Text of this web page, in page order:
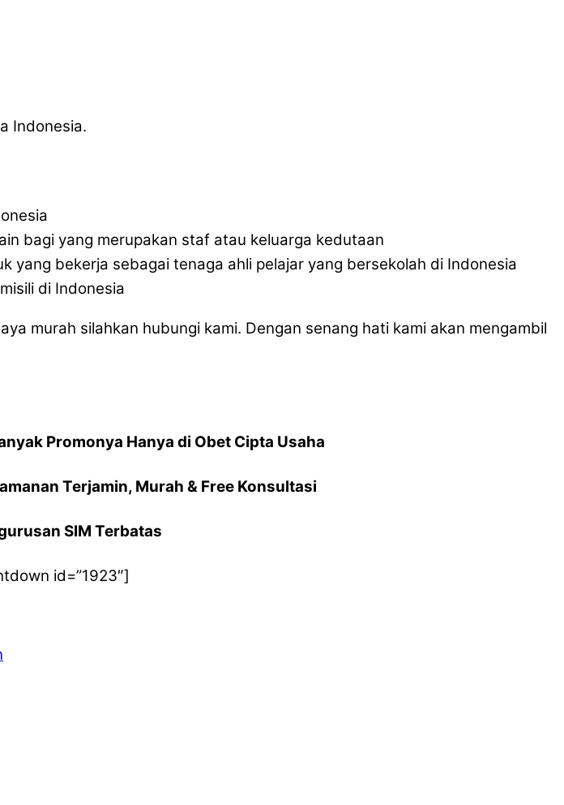
Indonesia.
bagi yang merupakan staf atau keluarga kedutaan
yang bekerja sebagai tenaga ahli pelajar yang bersekolah di Indonesia
di Indonesia
murah silahkan hubungi kami. Dengan senang hati kami akan mengambil
Promonya Hanya di Obet Cipta Usaha
Terjamin, Murah & Free Konsultasi
SIM Terbatas
id=”1923″]